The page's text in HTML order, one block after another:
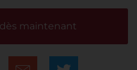
maintenant